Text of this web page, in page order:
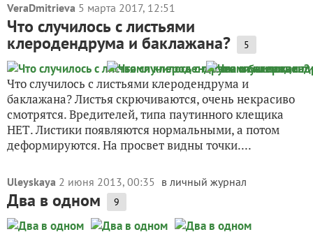
VeraDmitrieva 5 марта 2017, 12:51
Что случилось с листьями
клеродендрума и баклажана? 5
Что случилось с листьями клеродендрума и
баклажана? Листья скрючиваются, очень некрасиво
смотрятся. Вредителей, типа паутинного клещика
НЕТ. Листики появляются нормальными, а потом
деформируются. На просвет видны точки....
Uleyskaya 2 июня 2013, 00:35 в личный журнал
Два в одном 9